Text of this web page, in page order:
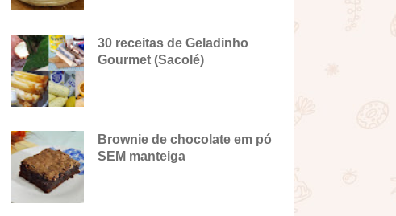
30 receitas de Geladinho
Gourmet (Sacolé)
Brownie de chocolate em pó
SEM manteiga